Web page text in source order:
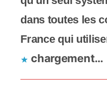
dans toutes les
France qui
chargement…